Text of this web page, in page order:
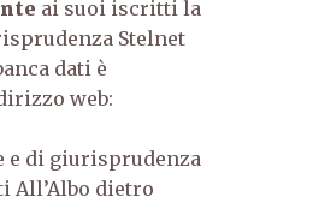
ai suoi iscritti la
Stelnet
dati è
web:
e di giurisprudenza
All’Albo dietro